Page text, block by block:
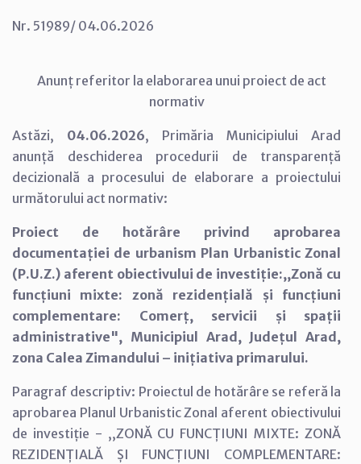
Nr. 51989/ 04.06.2026
Anunț referitor la elaborarea unui proiect de act
normativ
Astăzi, 04.06.2026, Primăria Municipiului Arad
anunță deschiderea procedurii de transparență
decizională a procesului de elaborare a proiectului
următorului act normativ:
Proiect de hotărâre privind aprobarea
documentației de urbanism Plan Urbanistic Zonal
(P.U.Z.) aferent obiectivului de investiție:,,Zonă cu
funcțiuni mixte: zonă rezidențială și funcțiuni
complementare: Comerț, servicii și spații
administrative", Municipiul Arad, Județul Arad,
zona Calea Zimandului – inițiativa primarului.
Paragraf descriptiv: Proiectul de hotărâre se referă la
aprobarea Planul Urbanistic Zonal aferent obiectivului
de investiție - ,,ZONĂ CU FUNCȚIUNI MIXTE: ZONĂ
REZIDENȚIALĂ ȘI FUNCȚIUNI COMPLEMENTARE: